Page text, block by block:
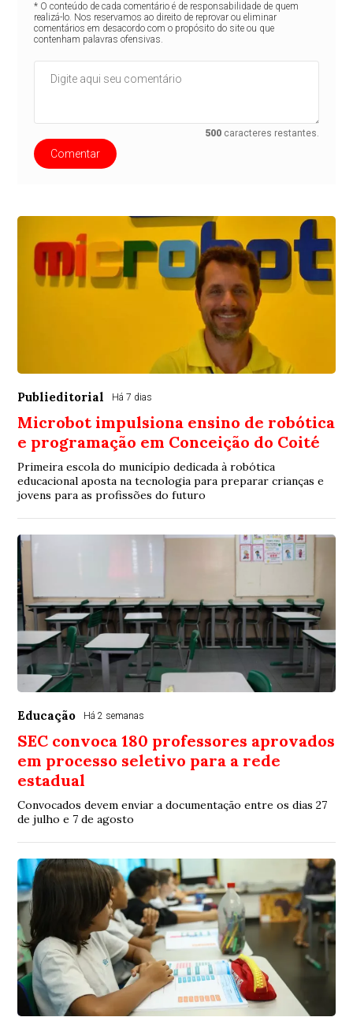
* O conteúdo de cada comentário é de responsabilidade de quem
realizá-lo. Nos reservamos ao direito de reprovar ou eliminar
comentários em desacordo com o propósito do site ou que
contenham palavras ofensivas.
500 caracteres restantes.
Comentar
Publieditorial Há 7 dias
Microbot impulsiona ensino de robótica
e programação em Conceição do Coité
Primeira escola do município dedicada à robótica
educacional aposta na tecnologia para preparar crianças e
jovens para as profissões do futuro
Educação Há 2 semanas
SEC convoca 180 professores aprovados
em processo seletivo para a rede
estadual
Convocados devem enviar a documentação entre os dias 27
de julho e 7 de agosto